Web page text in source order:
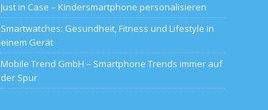
Just in Case – Kindersmartphone personalisieren
Smartwatches: Gesundheit, Fitness und Lifestyle in
einem Gerät
Mobile Trend GmbH – Smartphone Trends immer auf
der Spur